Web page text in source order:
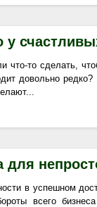
у
что-то сделать,
довольно
для
в успешном
всего